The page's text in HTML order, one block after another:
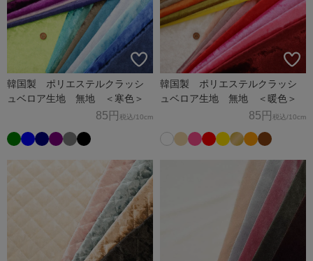
韓国製 ポリエステルクラッシ
ュベロア生地 無地 ＜寒色＞
85円 税込/10cm
韓国製 ポリエステルクラッシ
ュベロア生地 無地 ＜暖色＞
85円 税込/10cm